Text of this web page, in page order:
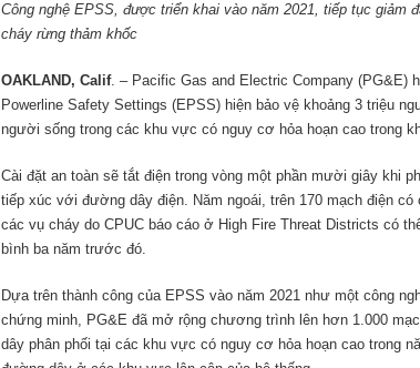
Công nghệ EPSS, được triển khai vào năm 2021, tiếp tục giảm
cháy rừng thảm khốc
OAKLAND, Calif. – Pacific Gas and Electric Company (PG&E)
Powerline Safety Settings (EPSS) hiện bảo vệ khoảng 3 triệu
người sống trong các khu vực có nguy cơ hỏa hoạn cao trong
Cài đặt an toàn sẽ tắt điện trong vòng một phần mười giây khi
tiếp xúc với đường dây điện. Năm ngoái, trên 170 mạch điện
các vụ cháy do CPUC báo cáo ở High Fire Threat Districts có
bình ba năm trước đó.
Dựa trên thành công của EPSS vào năm 2021 như một công
chứng minh, PG&E đã mở rộng chương trình lên hơn 1.000
dây phân phối tại các khu vực có nguy cơ hỏa hoạn cao trong